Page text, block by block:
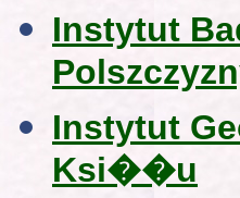
Instytut
Instytut
Ksi��u